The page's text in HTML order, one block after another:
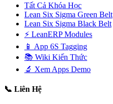
Tất Cả Khóa Học
Lean Six Sigma Green Belt
Lean Six Sigma Black Belt
⚡ LeanERP Modules
📱 App 6S Tagging
📚 Wiki Kiến Thức
🔬 Xem Apps Demo
📞 Liên Hệ